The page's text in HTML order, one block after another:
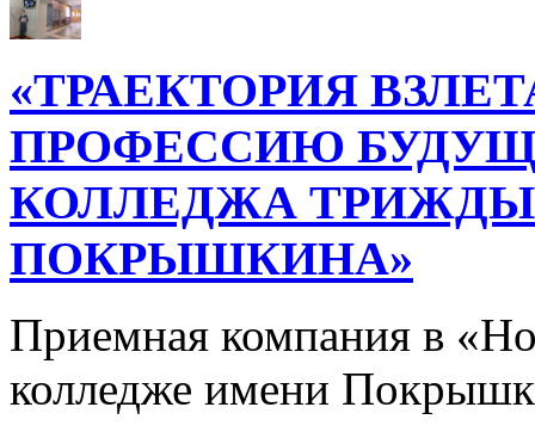
«ТРАЕКТОРИЯ
ПРОФЕССИЮ
КОЛЛЕДЖА ТРИЖДЫ
ПОКРЫШКИНА»
Приемная компания в
колледже имени